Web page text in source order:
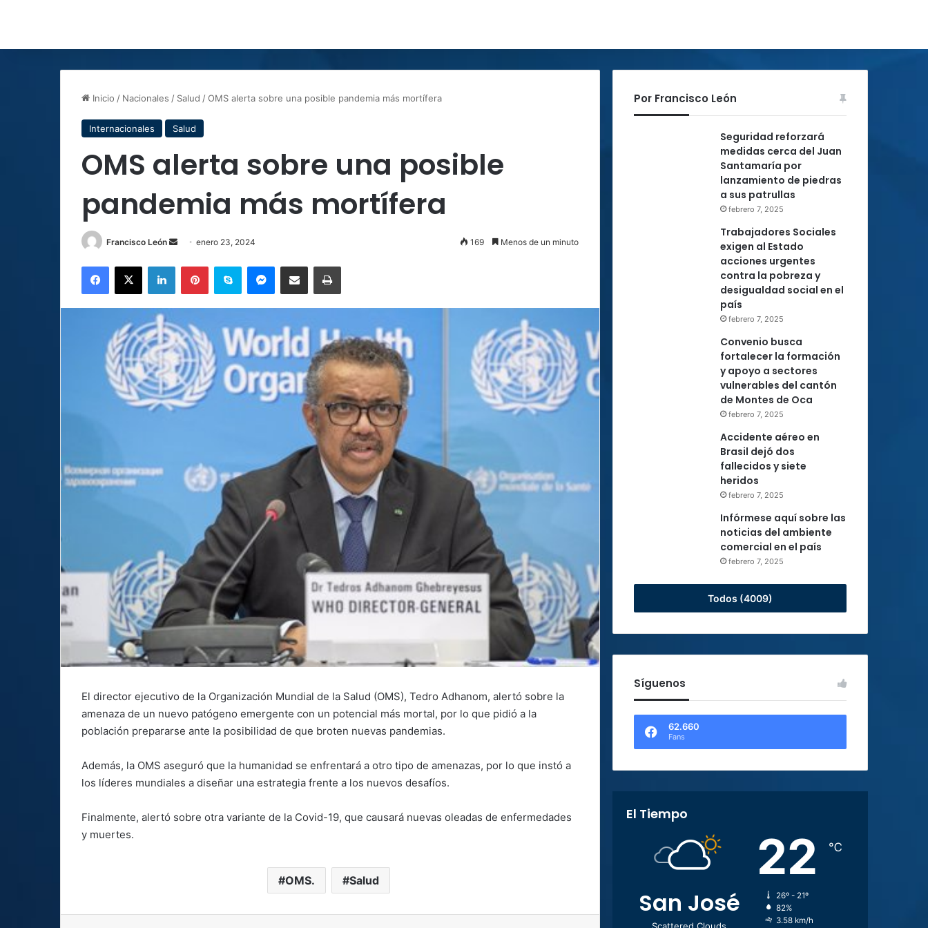
Inicio / Nacionales / Salud /OMS alerta sobre una posible pandemia más mortífera
Internacionales Salud
OMS alerta sobre una posible
pandemia más mortífera
Francisco León
Send
email
enero 23, 2024 169 Menos de un minuto
Facebook
X LinkedInPinterestSkype MessengerCompartir por correo electrónicoImprimir
El director ejecutivo de la Organización Mundial de la Salud (OMS), Tedro Adhanom, alertó sobre la
amenaza de un nuevo patógeno emergente con un potencial más mortal, por lo que pidió a la
población prepararse ante la posibilidad de que broten nuevas pandemias.
Además, la OMS aseguró que la humanidad se enfrentará a otro tipo de amenazas, por lo que instó a
los líderes mundiales a diseñar una estrategia frente a los nuevos desafíos.
Finalmente, alertó sobre otra variante de la Covid-19, que causará nuevas oleadas de enfermedades
y muertes.
OMS. Salud
Por Francisco León
Seguridad reforzará
medidas cerca del Juan
Santamaría por
lanzamiento de piedras
a sus patrullas
febrero 7, 2025
Trabajadores Sociales
exigen al Estado
acciones urgentes
contra la pobreza y
desigualdad social en el
país
febrero 7, 2025
Convenio busca
fortalecer la formación
y apoyo a sectores
vulnerables del cantón
de Montes de Oca
febrero 7, 2025
Accidente aéreo en
Brasil dejó dos
fallecidos y siete
heridos
febrero 7, 2025
Infórmese aquí sobre las
noticias del ambiente
comercial en el país
febrero 7, 2025
Todos (4009)
Síguenos
62.660
Fans
El Tiempo
San José
22 ℃
26º - 21º
82%
3.58 km/h